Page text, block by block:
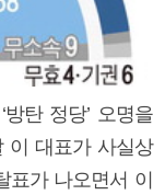
탄 정당’ 오명을
이 대표가 사실상
표가 나오면서 이